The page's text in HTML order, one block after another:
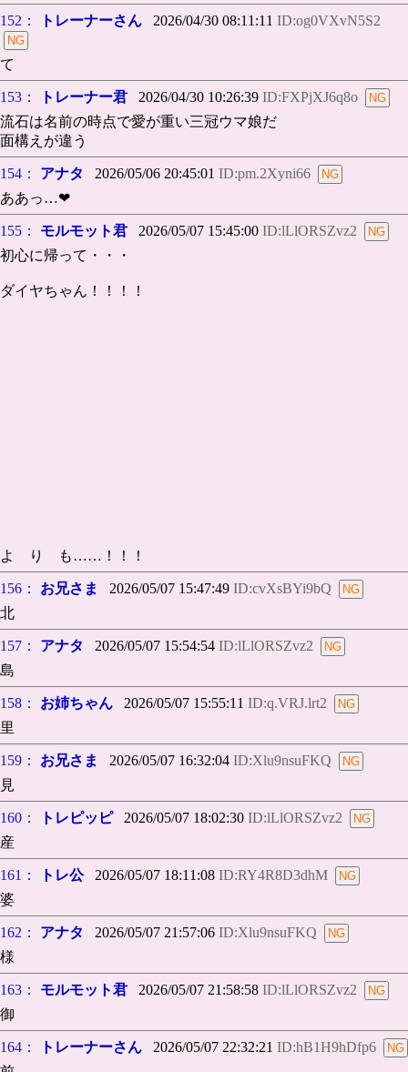
152： トレーナーさん 2026/04/30 08:11:11 ID:og0VXvN5S2
て
153： トレーナー君 2026/04/30 10:26:39 ID:FXPjXJ6q8o
流石は名前の時点で愛が重い三冠ウマ娘だ
面構えが違う
154： アナタ 2026/05/06 20:45:01 ID:pm.2Xyni66
ああっ…❤
155： モルモット君 2026/05/07 15:45:00 ID:lLlORSZvz2
初心に帰って・・・
ダイヤちゃん！！！！
よ り も……！！！
156： お兄さま 2026/05/07 15:47:49 ID:cvXsBYi9bQ
北
157： アナタ 2026/05/07 15:54:54 ID:lLlORSZvz2
島
158： お姉ちゃん 2026/05/07 15:55:11 ID:q.VRJ.lrt2
里
159： お兄さま 2026/05/07 16:32:04 ID:Xlu9nsuFKQ
見
160： トレピッピ2026/05/07 18:02:30 ID:lLlORSZvz2
産
161： トレ公2026/05/07 18:11:08 ID:RY4R8D3dhM
婆
162： アナタ 2026/05/07 21:57:06 ID:Xlu9nsuFKQ
様
163： モルモット君 2026/05/07 21:58:58 ID:lLlORSZvz2
御
164： トレーナーさん 2026/05/07 22:32:21 ID:hB1H9hDfp6